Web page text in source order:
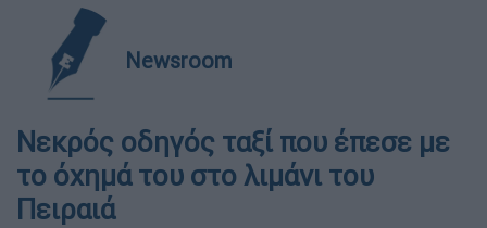
Newsroom
Νεκρός οδηγός ταξί που έπεσε με
το όχημά του στο λιμάνι του
Πειραιά